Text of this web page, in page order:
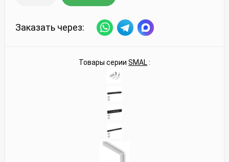
Заказать через:
Товары серии SMAL: